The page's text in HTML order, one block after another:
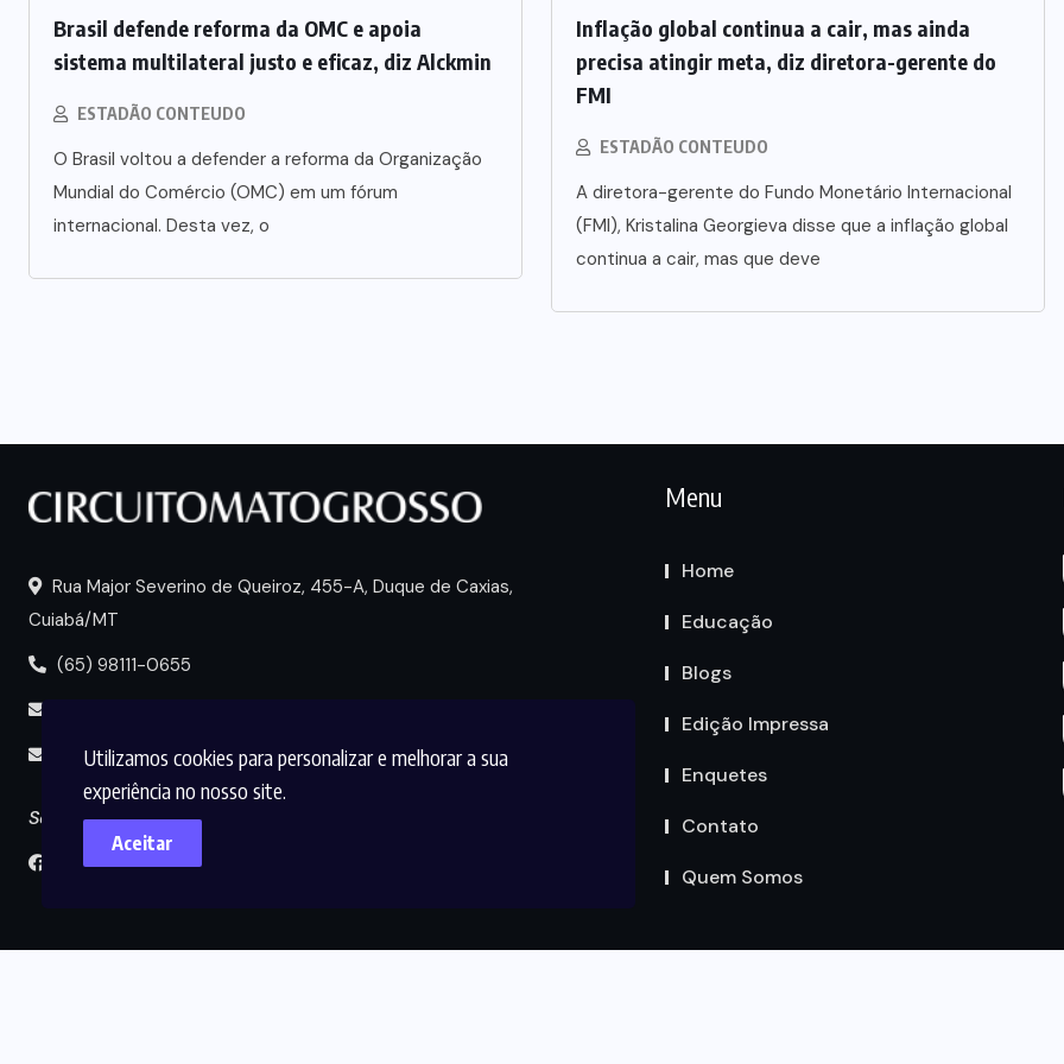
Utilizamos cookies para personalizar e melhorar a sua
experiência no nosso site.
Aceitar
Brasil defende reforma da OMC e apoia
sistema multilateral justo e eficaz, diz Alckmin
ESTADÃO CONTEUDO
O Brasil voltou a defender a reforma da Organização
Mundial do Comércio (OMC) em um fórum
internacional. Desta vez, o
Inflação global continua a cair, mas ainda
precisa atingir meta, diz diretora-gerente do
FMI
ESTADÃO CONTEUDO
A diretora-gerente do Fundo Monetário Internacional
(FMI), Kristalina Georgieva disse que a inflação global
continua a cair, mas que deve
Rua Major Severino de Queiroz, 455-A, Duque de Caxias,
Cuiabá/MT
(65) 98111-0655
midia@circuitomt.com.br
Seguir
Menu
Home
Educação
Blogs
Edição Impressa
Enquetes
Contato
Quem Somos